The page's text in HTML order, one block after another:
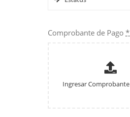
Comprobante de Pago*